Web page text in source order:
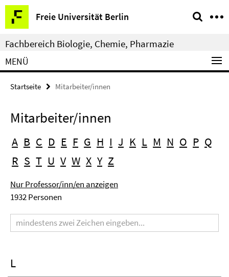
Springe
direkt
zu
Inhalt
Freie Universität Berlin
Service-
Navigation
Fachbereich Biologie, Chemie, Pharmazie
MENÜ
Startseite Mitarbeiter/innen
Mitarbeiter/innen
A B C D E F G H I J K L M N O P Q
R S T U V W X Y Z
Nur Professor/inn/en anzeigen
1932 Personen
L